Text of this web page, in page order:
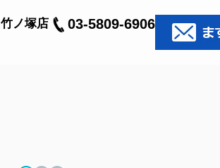
竹ノ塚店 03-5809-6906